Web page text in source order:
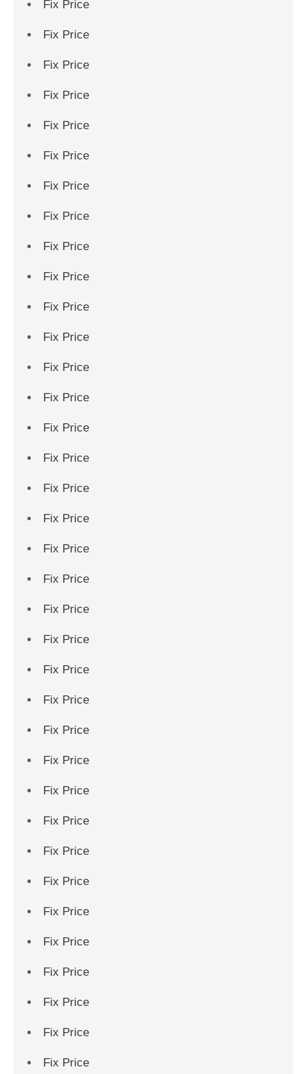
Fix Price
Fix Price
Fix Price
Fix Price
Fix Price
Fix Price
Fix Price
Fix Price
Fix Price
Fix Price
Fix Price
Fix Price
Fix Price
Fix Price
Fix Price
Fix Price
Fix Price
Fix Price
Fix Price
Fix Price
Fix Price
Fix Price
Fix Price
Fix Price
Fix Price
Fix Price
Fix Price
Fix Price
Fix Price
Fix Price
Fix Price
Fix Price
Fix Price
Fix Price
Fix Price
Fix Price